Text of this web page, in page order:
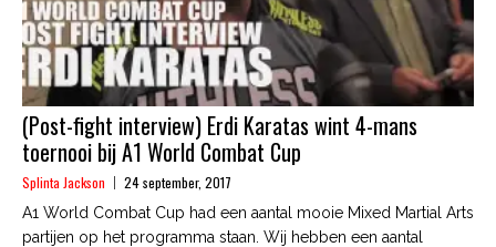
(Post-fight interview) Erdi Karatas wint 4-mans
toernooi bij A1 World Combat Cup
Splinta Jackson 24 september, 2017
A1 World Combat Cup had een aantal mooie Mixed Martial Arts
partijen op het programma staan. Wij hebben een aantal